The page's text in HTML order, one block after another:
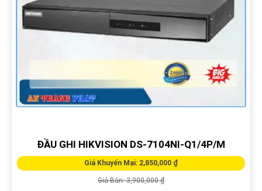
ĐẦU GHI HIKVISION DS-7104NI-Q1/4P/M
Giá Khuyến Mại: 2,850,000 ₫
Giá Bán: 3,900,000 ₫